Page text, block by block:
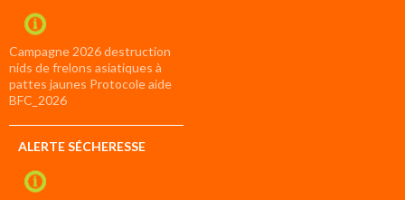
Campagne 2026 destruction
nids de frelons asiatiques à
pattes jaunes Protocole aide
BFC_2026
ALERTE SÉCHERESSE